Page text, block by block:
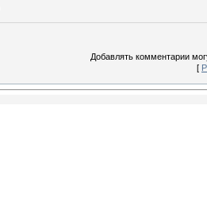
Добавлять комментарии
[